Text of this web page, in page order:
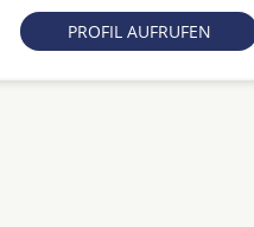
PROFIL AUFRUFEN